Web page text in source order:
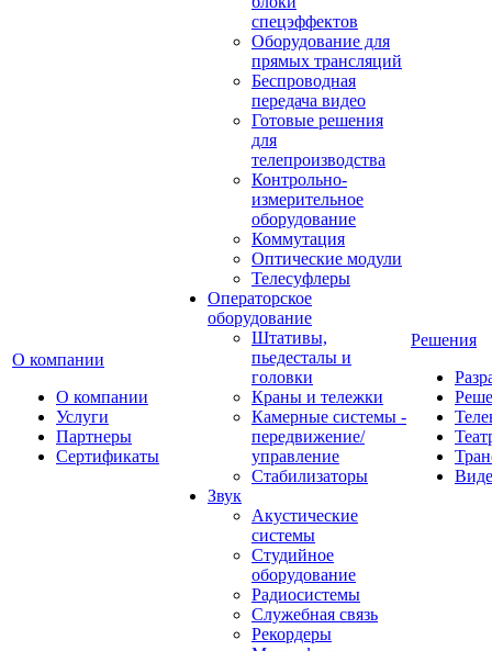
О компании
О компании
Услуги
Партнеры
Сертификаты
спецэффектов
Оборудование для
прямых трансляций
Беспроводная
передача видео
Готовые решения
для
телепроизводства
Контрольно-
измерительное
оборудование
Коммутация
Оптические модули
Телесуфлеры
Операторское
оборудование
Штативы,
пьедесталы и
головки
Краны и тележки
Камерные системы -
передвижение/
управление
Стабилизаторы
Звук
Акустические
системы
Студийное
оборудование
Радиосистемы
Служебная связь
Рекордеры
Решения